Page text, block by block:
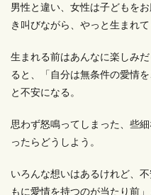
男性と違い、女性は子どもを
き叫びながら、やっと生まれて
生まれる前はあんなに楽しみ
ると、「自分は無条件の愛情
と不安になる。
思わず怒鳴ってしまった、些
ったらどうしよう。
いろんな想いはあるけれど、
もに愛情を持つのが当たり前